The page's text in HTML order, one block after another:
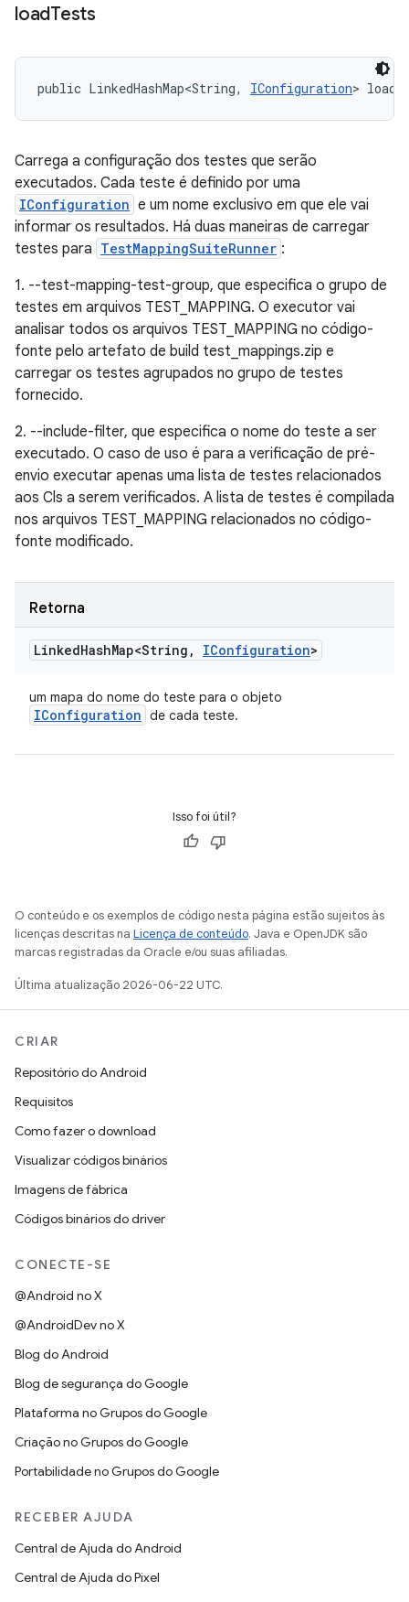
loadTests
public LinkedHashMap<String, IConfiguration>
Carrega a configuração dos testes que serão
executados. Cada teste é definido por uma
IConfiguration e um nome exclusivo em que ele vai
informar os resultados. Há duas maneiras de carregar
testes para TestMappingSuiteRunner :
1. --test-mapping-test-group, que especifica o grupo de
testes em arquivos TEST_MAPPING. O executor vai
analisar todos os arquivos TEST_MAPPING no código-
fonte pelo artefato de build test_mappings.zip e
carregar os testes agrupados no grupo de testes
fornecido.
2. --include-filter, que especifica o nome do teste a ser
executado. O caso de uso é para a verificação de pré-
envio executar apenas uma lista de testes relacionados
aos Cls a serem verificados. A lista de testes é compilada
nos arquivos TEST_MAPPING relacionados no código-
fonte modificado.
Retorna
LinkedHashMap<String , IConfiguration>
um mapa do nome do teste para o objeto
IConfiguration de cada teste.
Isso foi útil?
O conteúdo e os exemplos de código nesta página estão sujeitos às
licenças descritas na Licença de conteúdo. Java e OpenJDK são
marcas registradas da Oracle e/ou suas afiliadas.
Última atualização 2026-06-22 UTC.
CRIAR
Repositório do Android
Requisitos
Como fazer o download
Visualizar códigos binários
Imagens de fábrica
Códigos binários do driver
CONECTE-SE
@Android no X
@AndroidDev no X
Blog do Android
Blog de segurança do Google
Plataforma no Grupos do Google
Criação no Grupos do Google
Portabilidade no Grupos do Google
RECEBER AJUDA
Central de Ajuda do Android
Central de Ajuda do Pixel